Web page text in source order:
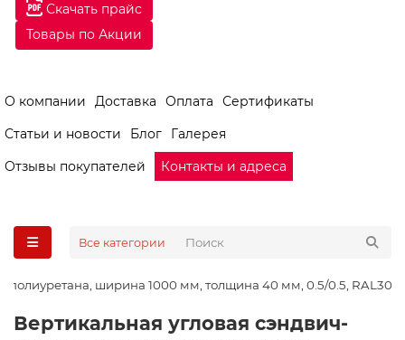
Скачать прайс
Товары по Акции
О компании Доставка Оплата
Сертификаты
Статьи и новости
Блог
Галерея
Отзывы покупателей
Контакты и адреса
Все категории
ширина 1000 мм, толщина 40 мм, 0.5/0.5, RAL3011
Вертикальная угловая сэндвич-